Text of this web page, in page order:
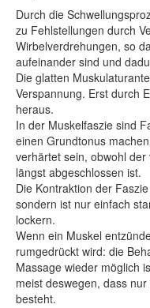
Durch die
zu Fehlstellungen durch
Wirbelverdrehungen, so
aufeinander sind und
Die glatten
Verspannung. Erst durch
heraus.
In der Muskelfaszie sind
einen Grundtonus
verhärtet sein, obwohl
längst abgeschlossen ist.
Die Kontraktion der
sondern ist nur einfach
lockern.
Wenn ein Muskel
rumgedrückt wird: die
Massage wieder möglich
meist deswegen, dass
besteht.